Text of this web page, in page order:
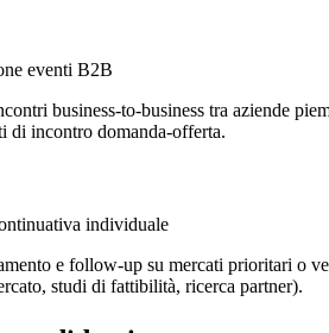
eventi B2B
business-to-business tra aziende
di incontro domanda-offerta.
individuale
e follow-up su mercati prioritari o
studi di fattibilità, ricerca partner).